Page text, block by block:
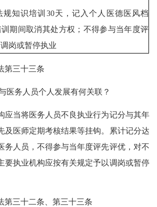
规知识培训30天，记入个人医德医风档
期间取消其处方权；不得参与当年度评
岗或暂停执业
三十三条
务人员个人发展有何关联？
当将医务人员不良执业行为记分与其年
及医师定期考核结果等挂钩。累计记分达
务人员，不得参与当年度评先评优，对不
要执业机构应按有关规定予以调岗或暂停
三十二条、第三十三条